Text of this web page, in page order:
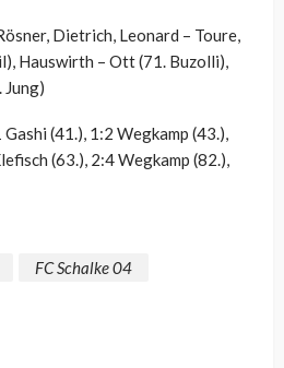
Dietrich, Leonard – Toure,
Hauswirth – Ott (71. Buzolli),
Jung)
(41.), 1:2 Wegkamp (43.),
(63.), 2:4 Wegkamp (82.),
FC Schalke 04